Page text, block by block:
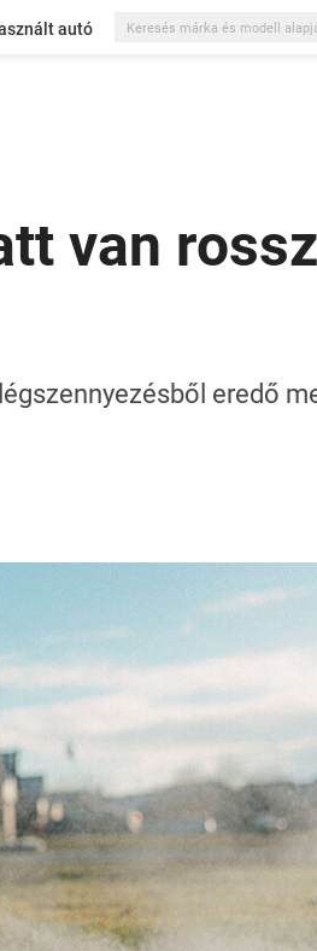
autó
van
eredő